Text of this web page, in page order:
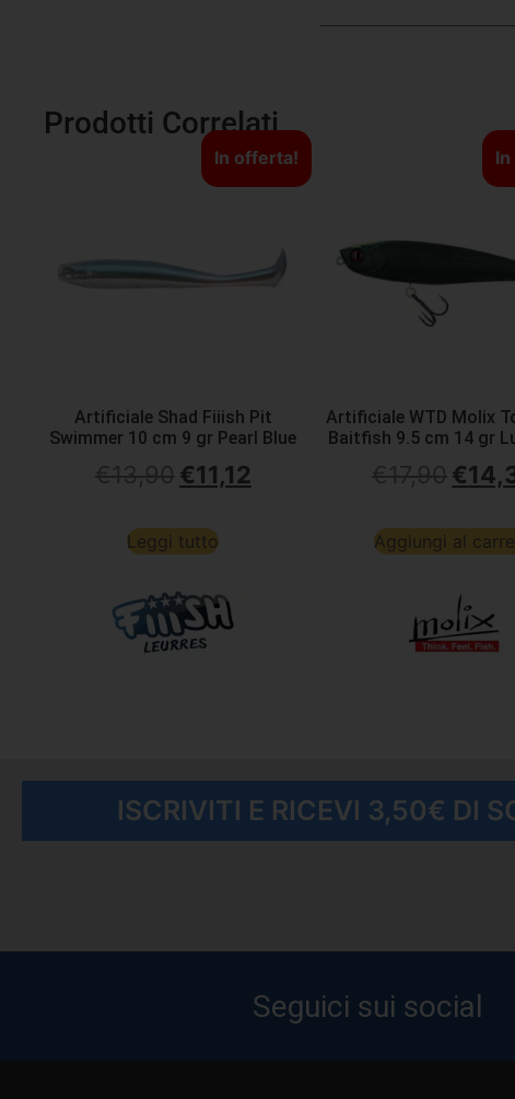
Prodotti Correlati
In offerta!
Artificiale Shad Fiiish Pit
Swimmer 10 cm 9 gr Pearl Blue
€11,12
Leggi tutto
Artificiale WTD Molix
Baitfish 9.5 cm 14 gr
€
Aggiungi al
ISCRIVITI E RICEVI 3,50€ DI
Seguici sui social